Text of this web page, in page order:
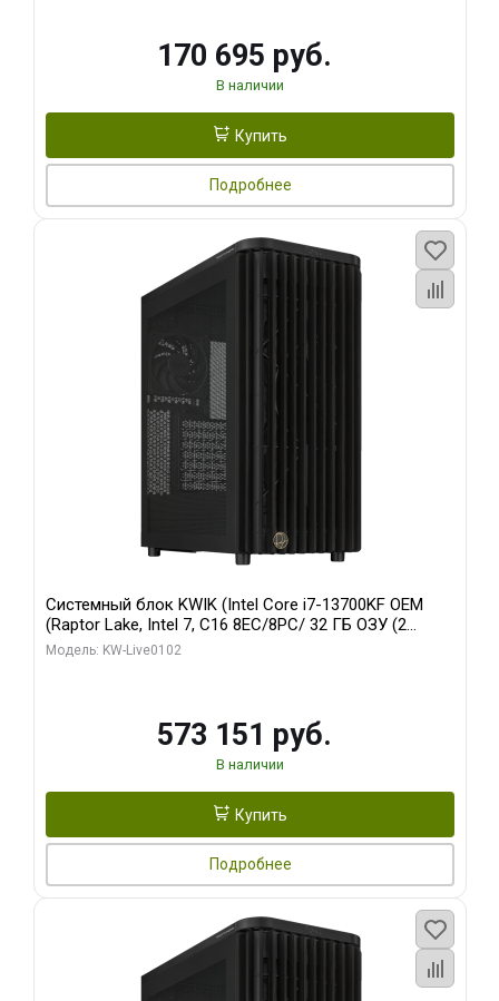
170 695 руб.
В наличии
Купить
Подробнее
Системный блок KWIK (Intel Core i7-13700KF OEM
(Raptor Lake, Intel 7, C16 8EC/8PC/ 32 ГБ ОЗУ (2
модуля)/ Afox RTX4090 24GB GDDR6X 384-Bit 3xDP
Модель: KW-Live0102
573 151 руб.
В наличии
Купить
Подробнее